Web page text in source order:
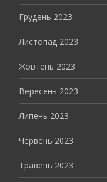
Грудень 2023
Листопад 2023
Жовтень 2023
Вересень 2023
Липень 2023
Червень 2023
Травень 2023